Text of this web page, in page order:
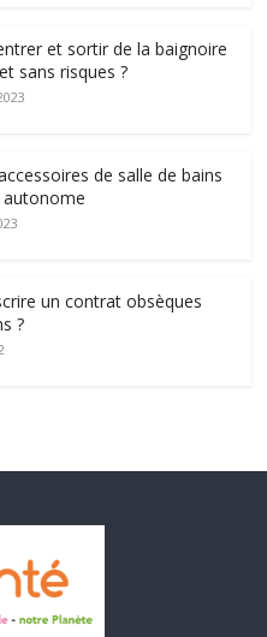
et sortir de la baignoire
sans risques ?
de salle de bains
un contrat obsèques
?